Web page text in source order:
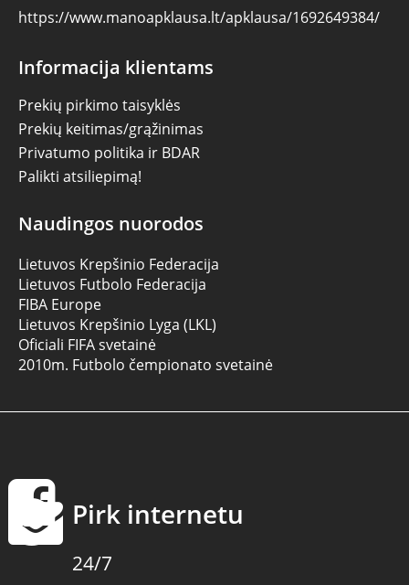
https://www.manoapklausa.lt/apklausa/1692649384/
Informacija klientams
Prekių pirkimo taisyklės
Prekių keitimas/grąžinimas
Privatumo politika ir BDAR
Palikti atsiliepimą!
Naudingos nuorodos
Lietuvos Krepšinio Federacija
Lietuvos Futbolo Federacija
FIBA Europe
Lietuvos Krepšinio Lyga (LKL)
Oficiali FIFA svetainė
2010m. Futbolo čempionato svetainė
Pirk internetu
24/7